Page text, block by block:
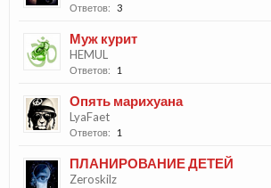
Ответов: 3
Муж курит
HEMUL
Ответов: 1
Опять марихуана
LyaFaet
Ответов: 1
ПЛАНИРОВАНИЕ ДЕТЕЙ
Zeroskilz